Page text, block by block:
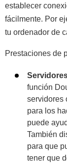
establecer
fácilmente. Por
tu ordenador de
Prestaciones de
función
servidores
para los
puede
También
para que
tener que